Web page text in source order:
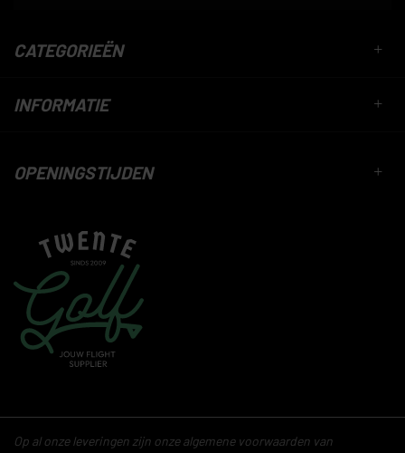
CATEGORIEËN
INFORMATIE
OPENINGSTIJDEN
Op al onze leveringen zijn onze algemene voorwaarden van